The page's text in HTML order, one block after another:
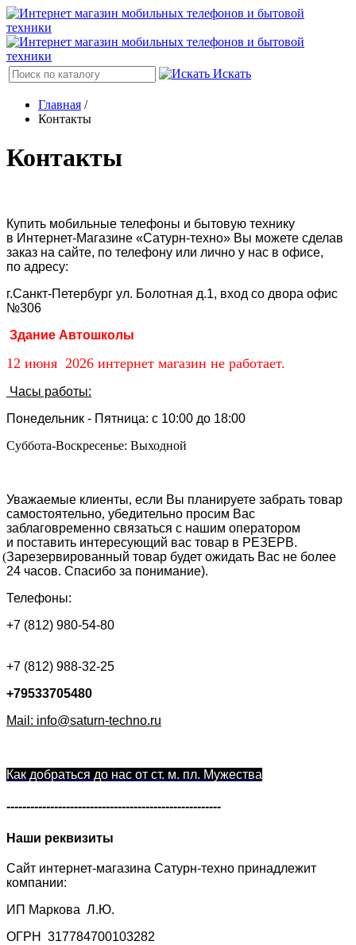
Искать
Главная /
Контакты
Контакты
Купить мобильные телефоны и бытовую технику
в Интернет-Магазине «Сатурн-техно» Вы можете сделав
заказ на сайте, по телефону или лично у нас в офисе,
по адресу:
г.Санкт-Петербург ул. Болотная д.1, вход со двора офис
№306
Здание Автошколы
12 июня 2026 интернет магазин не работает.
Часы работы:
Понедельник - Пятница: с 10:00 до 18:00
Суббота-Воскресенье: Выходной
Уважаемые клиенты, если Вы планируете забрать товар
самостоятельно, убедительно просим Вас
заблаговременно связаться с нашим оператором
и поставить интересующий вас товар в РЕЗЕРВ.
(Зарезервированный товар будет ожидать Вас не более
24 часов. Спасибо за понимание).
Телефоны:
+7 (812) 980-54-80
+7 (812) 988-32-25
+79533705480
Mail: info@saturn-techno.ru
Как добраться до нас от ст. м. пл. Мужества
------------------------------------------------------
Наши реквизиты
Сайт интернет-магазина Сатурн-техно принадлежит
компании:
ИП Маркова Л.Ю.
ОГРН 317784700103282